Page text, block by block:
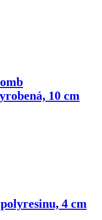
10 cm
4 cm